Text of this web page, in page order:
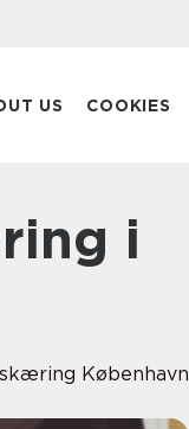
US COOKIES
København